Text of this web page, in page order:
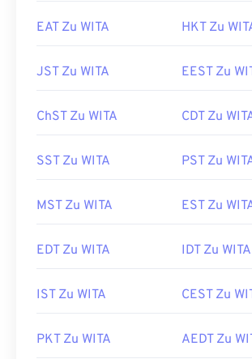
EAT Zu WITA HKT Zu
JST Zu WITA EEST Zu
ChST Zu WITA CDT Zu
SST Zu WITA PST Zu
MST Zu WITA EST Zu
EDT Zu WITA IDT Zu WITA
IST Zu WITA CEST Zu
PKT Zu WITA AEDT Zu